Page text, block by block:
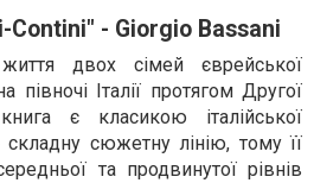
Contini" - Giorgio Bassani
двох сімей єврейської
півночі Італії протягом Другої
є класикою італійської
сюжетну лінію, тому її
та продвинутої рівнів